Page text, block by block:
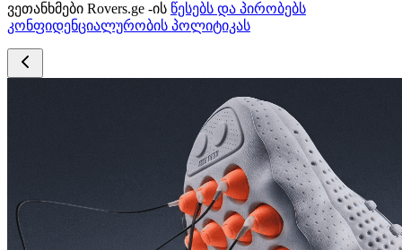
ვეთანხმები Rovers.ge -ის წესებს და პირობებს
კონფიდენციალურობის პოლიტიკას